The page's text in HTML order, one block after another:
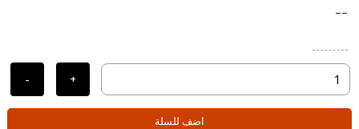
--
+
-
اضف للسلة